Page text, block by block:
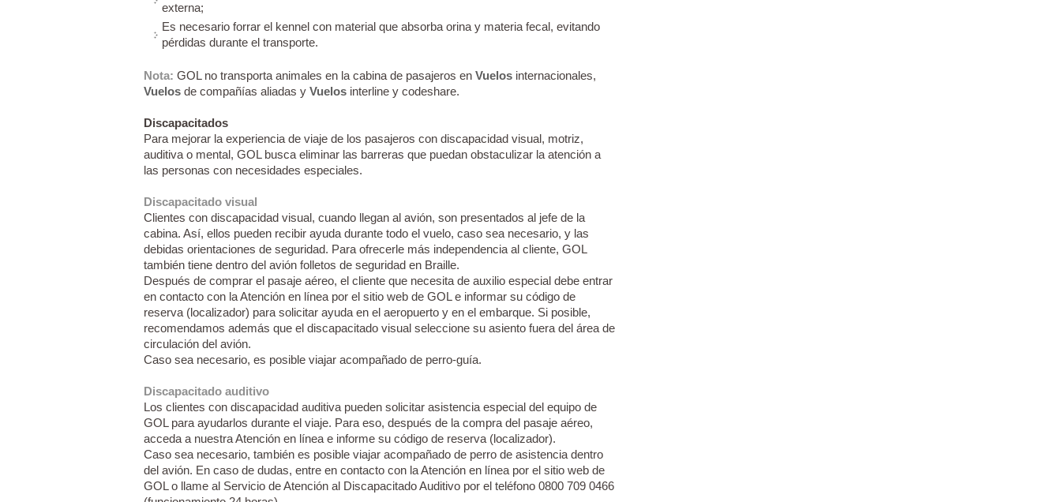
externa;
Es necesario forrar el kennel con material que absorba orina y materia fecal, evitando
pérdidas durante el transporte.
Nota: GOL no transporta animales en la cabina de pasajeros en Vuelos internacionales,
Vuelos de compañías aliadas y Vuelos interline y codeshare.
Discapacitados
Para mejorar la experiencia de viaje de los pasajeros con discapacidad visual, motriz,
auditiva o mental, GOL busca eliminar las barreras que puedan obstaculizar la atención a
las personas con necesidades especiales.
Discapacitado visual
Clientes con discapacidad visual, cuando llegan al avión, son presentados al jefe de la
cabina. Así, ellos pueden recibir ayuda durante todo el vuelo, caso sea necesario, y las
debidas orientaciones de seguridad. Para ofrecerle más independencia al cliente, GOL
también tiene dentro del avión folletos de seguridad en Braille.
Después de comprar el pasaje aéreo, el cliente que necesita de auxilio especial debe entrar
en contacto con la Atención en línea por el sitio web de GOL e informar su código de
reserva (localizador) para solicitar ayuda en el aeropuerto y en el embarque. Si posible,
recomendamos además que el discapacitado visual seleccione su asiento fuera del área de
circulación del avión.
Caso sea necesario, es posible viajar acompañado de perro-guía.
Discapacitado auditivo
Los clientes con discapacidad auditiva pueden solicitar asistencia especial del equipo de
GOL para ayudarlos durante el viaje. Para eso, después de la compra del pasaje aéreo,
acceda a nuestra Atención en línea e informe su código de reserva (localizador).
Caso sea necesario, también es posible viajar acompañado de perro de asistencia dentro
del avión. En caso de dudas, entre en contacto con la Atención en línea por el sitio web de
GOL o llame al Servicio de Atención al Discapacitado Auditivo por el teléfono 0800 709 0466